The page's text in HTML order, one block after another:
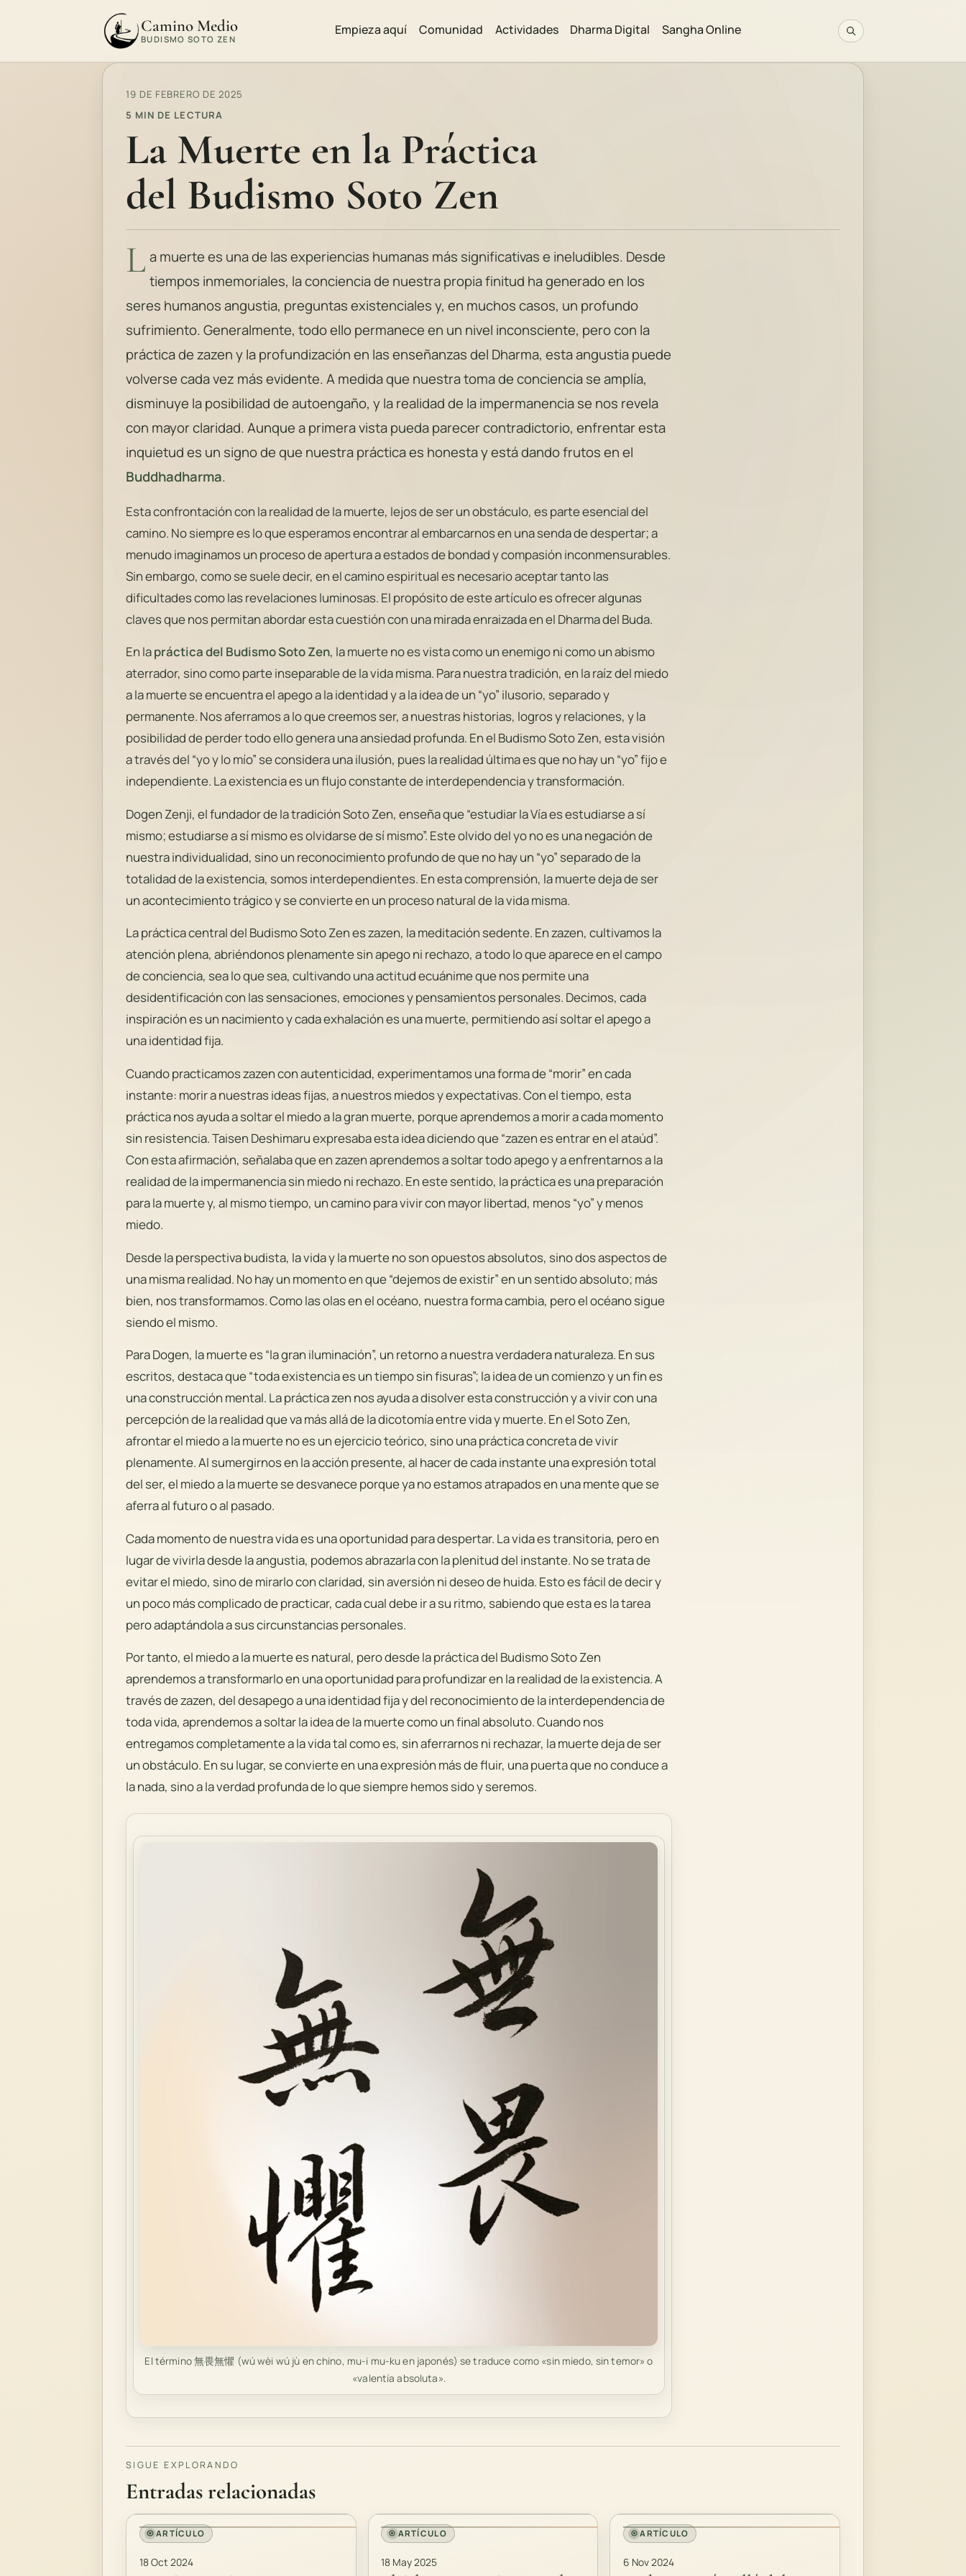
Camino Medio
BUDISMO SOTO ZEN
Empieza aquí Comunidad Actividades Dharma Digital Sangha Online
19 DE FEBRERO DE 2025
5 MIN DE LECTURA
La Muerte en la Práctica
del Budismo Soto Zen
L a muerte es una de las experiencias humanas más significativas e ineludibles. Desde
tiempos inmemoriales, la conciencia de nuestra propia finitud ha generado en los
seres humanos angustia, preguntas existenciales y, en muchos casos, un profundo
sufrimiento. Generalmente, todo ello permanece en un nivel inconsciente, pero con la
práctica de zazen y la profundización en las enseñanzas del Dharma, esta angustia puede
volverse cada vez más evidente. A medida que nuestra toma de conciencia se amplía,
disminuye la posibilidad de autoengaño, y la realidad de la impermanencia se nos revela
con mayor claridad. Aunque a primera vista pueda parecer contradictorio, enfrentar esta
inquietud es un signo de que nuestra práctica es honesta y está dando frutos en el
Buddhadharma.
Esta confrontación con la realidad de la muerte, lejos de ser un obstáculo, es parte esencial del
camino. No siempre es lo que esperamos encontrar al embarcarnos en una senda de despertar; a
menudo imaginamos un proceso de apertura a estados de bondad y compasión inconmensurables.
Sin embargo, como se suele decir, en el camino espiritual es necesario aceptar tanto las
dificultades como las revelaciones luminosas. El propósito de este artículo es ofrecer algunas
claves que nos permitan abordar esta cuestión con una mirada enraizada en el Dharma del Buda.
En lapráctica del Budismo Soto Zen, la muerte no es vista como un enemigo ni como un abismo
aterrador, sino como parte inseparable de la vida misma. Para nuestra tradición, en la raíz del miedo
a la muerte se encuentra el apego a la identidad y a la idea de un “yo” ilusorio, separado y
permanente. Nos aferramos a lo que creemos ser, a nuestras historias, logros y relaciones, y la
posibilidad de perder todo ello genera una ansiedad profunda. En el Budismo Soto Zen, esta visión
a través del “yo y lo mío” se considera una ilusión, pues la realidad última es que no hay un “yo” fijo e
independiente. La existencia es un flujo constante de interdependencia y transformación.
Dogen Zenji, el fundador de la tradición Soto Zen, enseña que “estudiar la Vía es estudiarse a sí
mismo; estudiarse a sí mismo es olvidarse de sí mismo”. Este olvido del yo no es una negación de
nuestra individualidad, sino un reconocimiento profundo de que no hay un “yo” separado de la
totalidad de la existencia, somos interdependientes. En esta comprensión, la muerte deja de ser
un acontecimiento trágico y se convierte en un proceso natural de la vida misma.
La práctica central del Budismo Soto Zen es zazen, la meditación sedente. En zazen, cultivamos la
atención plena, abriéndonos plenamente sin apego ni rechazo, a todo lo que aparece en el campo
de conciencia, sea lo que sea, cultivando una actitud ecuánime que nos permite una
desidentificación con las sensaciones, emociones y pensamientos personales. Decimos, cada
inspiración es un nacimiento y cada exhalación es una muerte, permitiendo así soltar el apego a
una identidad fija.
Cuando practicamos zazen con autenticidad, experimentamos una forma de “morir” en cada
instante: morir a nuestras ideas fijas, a nuestros miedos y expectativas. Con el tiempo, esta
práctica nos ayuda a soltar el miedo a la gran muerte, porque aprendemos a morir a cada momento
sin resistencia. Taisen Deshimaru expresaba esta idea diciendo que “zazen es entrar en el ataúd”.
Con esta afirmación, señalaba que en zazen aprendemos a soltar todo apego y a enfrentarnos a la
realidad de la impermanencia sin miedo ni rechazo. En este sentido, la práctica es una preparación
para la muerte y, al mismo tiempo, un camino para vivir con mayor libertad, menos “yo” y menos
miedo.
Desde la perspectiva budista, la vida y la muerte no son opuestos absolutos, sino dos aspectos de
una misma realidad. No hay un momento en que “dejemos de existir” en un sentido absoluto; más
bien, nos transformamos. Como las olas en el océano, nuestra forma cambia, pero el océano sigue
siendo el mismo.
Para Dogen, la muerte es “la gran iluminación”, un retorno a nuestra verdadera naturaleza. En sus
escritos, destaca que “toda existencia es un tiempo sin fisuras”; la idea de un comienzo y un fin es
una construcción mental. La práctica zen nos ayuda a disolver esta construcción y a vivir con una
percepción de la realidad que va más allá de la dicotomía entre vida y muerte. En el Soto Zen,
afrontar el miedo a la muerte no es un ejercicio teórico, sino una práctica concreta de vivir
plenamente. Al sumergirnos en la acción presente, al hacer de cada instante una expresión total
del ser, el miedo a la muerte se desvanece porque ya no estamos atrapados en una mente que se
aferra al futuro o al pasado.
Cada momento de nuestra vida es una oportunidad para despertar. La vida es transitoria, pero en
lugar de vivirla desde la angustia, podemos abrazarla con la plenitud del instante. No se trata de
evitar el miedo, sino de mirarlo con claridad, sin aversión ni deseo de huida. Esto es fácil de decir y
un poco más complicado de practicar, cada cual debe ir a su ritmo, sabiendo que esta es la tarea
pero adaptándola a sus circunstancias personales.
Por tanto, el miedo a la muerte es natural, pero desde la práctica del Budismo Soto Zen
aprendemos a transformarlo en una oportunidad para profundizar en la realidad de la existencia. A
través de zazen, del desapego a una identidad fija y del reconocimiento de la interdependencia de
toda vida, aprendemos a soltar la idea de la muerte como un final absoluto. Cuando nos
entregamos completamente a la vida tal como es, sin aferrarnos ni rechazar, la muerte deja de ser
un obstáculo. En su lugar, se convierte en una expresión más de fluir, una puerta que no conduce a
la nada, sino a la verdad profunda de lo que siempre hemos sido y seremos.
El término 無畏無懼 (wú wèi wú jù en chino, mu-i mu-ku en japonés) se traduce como «sin miedo, sin temor» o
«valentía absoluta».
SIGUE EXPLORANDO
Entradas relacionadas
ARTÍCULO
18 Oct 2024
ARTÍCULO
18 May 2025
ARTÍCULO
6 Nov 2024